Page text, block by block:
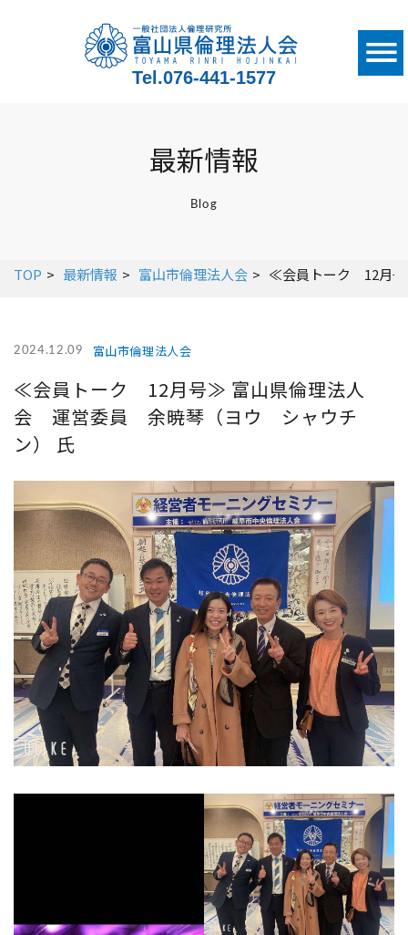
Tel.076-441-1577
最新情報
Blog
TOP 最新情報 富山市倫理法人会 ≪会員トーク 12月
2024.12.09 富山市倫理法人会
≪会員トーク 12月号≫ 富山県倫理法人
会 運営委員 余暁琴（ヨウ シャウチ
ン） 氏